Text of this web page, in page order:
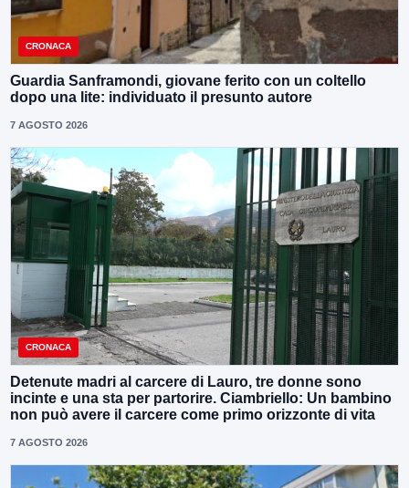
CRONACA
Guardia Sanframondi, giovane ferito con un coltello
dopo una lite: individuato il presunto autore
7 AGOSTO 2026
CRONACA
Detenute madri al carcere di Lauro, tre donne sono
incinte e una sta per partorire. Ciambriello: Un bambino
non può avere il carcere come primo orizzonte di vita
7 AGOSTO 2026